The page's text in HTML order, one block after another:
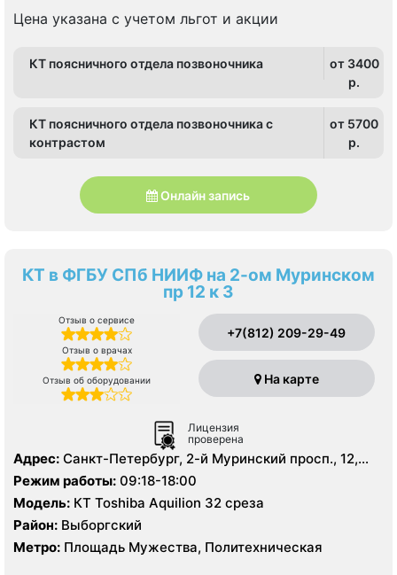
Цена указана с учетом льгот и акции
КТ поясничного отдела позвоночника
от 3400
p.
КТ поясничного отдела позвоночника с
контрастом
от 5700
p.
Онлайн запись
КТ в ФГБУ СПб НИИФ на 2-ом Муринском
пр 12 к 3
Отзыв о сервисе
Отзыв о врачах
Отзыв об оборудовании
+7(812) 209-29-49
На карте
Лицензия
проверена
Адрес: Санкт-Петербург, 2-й Муринский просп., 12,
корп. 3
Режим работы: 09:18-18:00
Модель: КТ Toshiba Aquilion 32 среза
Район: Выборгский
Метро: Площадь Мужества, Политехническая